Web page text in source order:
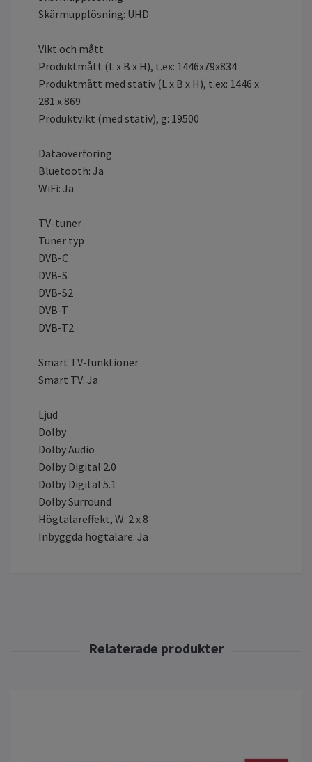
Skärmupplösning: UHD
Vikt och mått
Produktmått (L x B x H), t.ex: 1446x79x834
Produktmått med stativ (L x B x H), t.ex: 1446 x
281 x 869
Produktvikt (med stativ), g: 19500
Dataöverföring
Bluetooth: Ja
WiFi: Ja
TV-tuner
Tuner typ
DVB-C
DVB-S
DVB-S2
DVB-T
DVB-T2
Smart TV-funktioner
Smart TV: Ja
Ljud
Dolby
Dolby Audio
Dolby Digital 2.0
Dolby Digital 5.1
Dolby Surround
Högtalareffekt, W: 2 x 8
Inbyggda högtalare: Ja